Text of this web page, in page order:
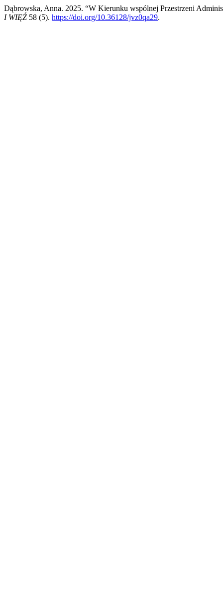
Dąbrowska, Anna. 2025. “W Kierunku wspólnej Przestrzeni
I WIĘŹ 58 (5). https://doi.org/10.36128/jvz0qa29.